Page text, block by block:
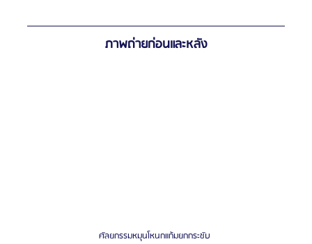
ภาพถ่ายก่อนและหลัง
ศัลยกรรมหมุนโหนกแก้มยกกระชับ